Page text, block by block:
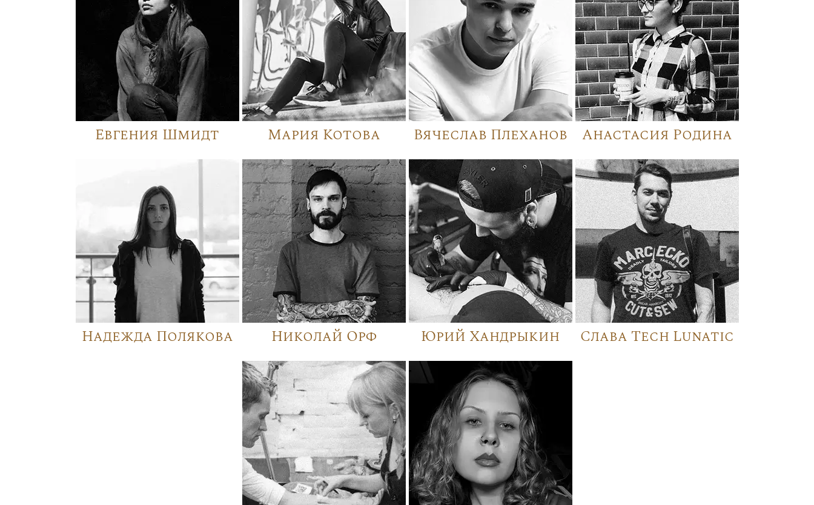
Евгения Шмидт Мария Котова Вячеслав Плеханов Анастасия Родина
Надежда Полякова Николай Орф Юрий Хандрыкин Слава Tech Lunatic